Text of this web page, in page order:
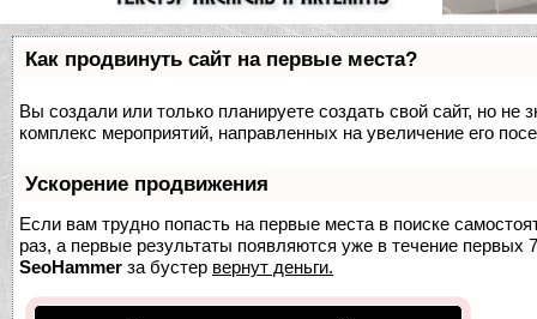
Как продвинуть сайт на первые места?
Вы создали или только планируете создать свой сайт, но не
комплекс мероприятий, направленных на увеличение его
Ускорение продвижения
Если вам трудно попасть на первые места в поиске
раз, а первые результаты появляются уже в течение первых
SeoHammer за бустер вернут деньги.